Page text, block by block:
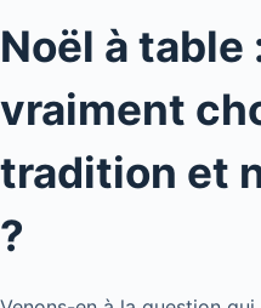
Noël à
vraiment
tradition et
?